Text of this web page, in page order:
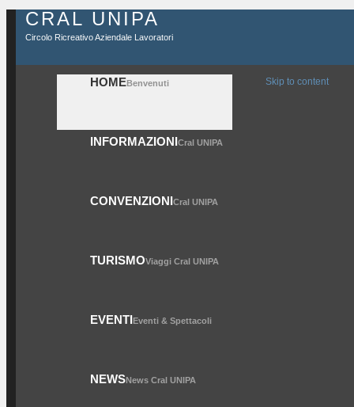
CRAL UNIPA
Circolo Ricreativo Aziendale Lavoratori
HOMEBenvenuti
INFORMAZIONICral UNIPA
CONVENZIONICral UNIPA
TURISMOViaggi Cral UNIPA
EVENTIEventi & Spettacoli
NEWSNews Cral UNIPA
Skip to content